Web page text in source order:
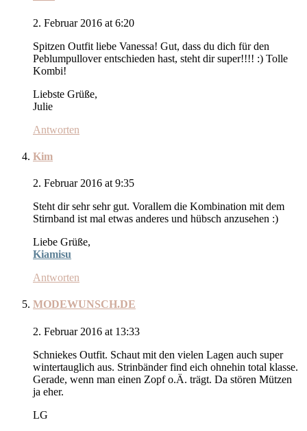
2. Februar 2016 at 6:20
Spitzen Outfit liebe Vanessa! Gut, dass du dich für den
Peblumpullover entschieden hast, steht dir super!!!! :) Tolle
Kombi!
Liebste Grüße,
Julie
Antworten
Kim
2. Februar 2016 at 9:35
Steht dir sehr sehr gut. Vorallem die Kombination mit dem
Stirnband ist mal etwas anderes und hübsch anzusehen :)
Liebe Grüße,
Kiamisu
Antworten
MODEWUNSCH.DE
2. Februar 2016 at 13:33
Schniekes Outfit. Schaut mit den vielen Lagen auch super
wintertauglich aus. Strinbänder find eich ohnehin total klasse.
Gerade, wenn man einen Zopf o.Ä. trägt. Da stören Mützen
ja eher.
LG